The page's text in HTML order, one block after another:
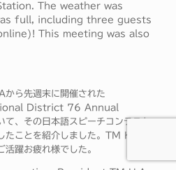
The weather was
full, including three guests
This meeting was also
ら先週末に開催された
District 76 Annual
その日本語スピーチコンテスト
ことを紹介しました。TM K.O、
活躍お疲れ様でした。